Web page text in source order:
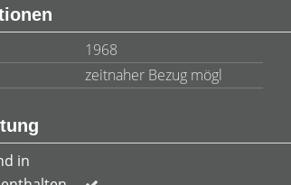
1968
zeitnaher Bezug mögl
in